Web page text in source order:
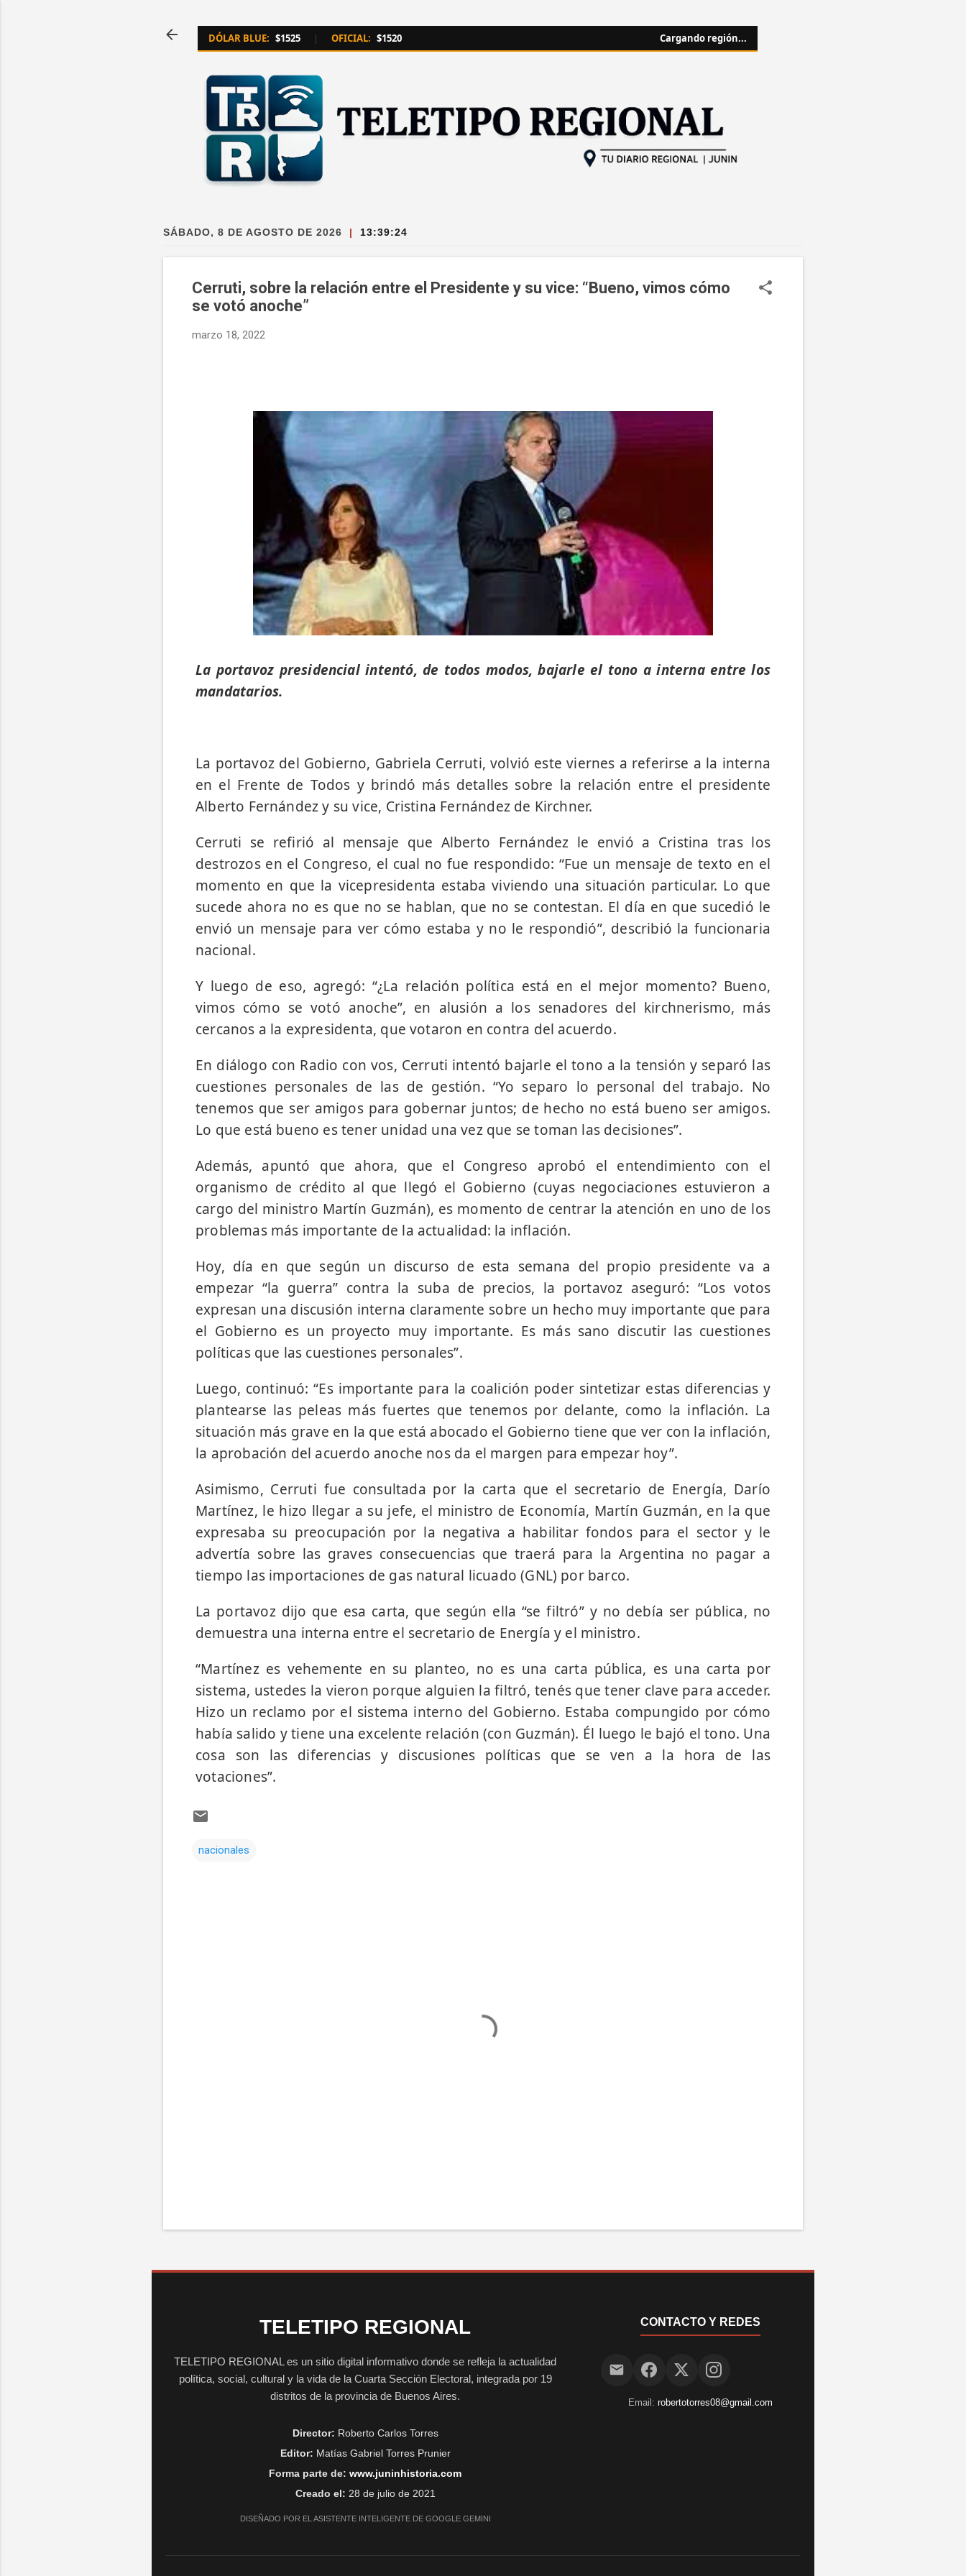
DÓLAR BLUE: $1525 | OFICIAL: $1520 Cargando región...
SÁBADO, 8 DE AGOSTO DE 2026 | 13:39:25
Cerruti, sobre la relación entre el Presidente y su vice: “Bueno, vimos cómo
se votó anoche”
marzo 18, 2022
La portavoz presidencial intentó, de todos modos, bajarle el tono a interna entre los
mandatarios.
La portavoz del Gobierno, Gabriela Cerruti, volvió este viernes a referirse a la interna
en el Frente de Todos y brindó más detalles sobre la relación entre el presidente
Alberto Fernández y su vice, Cristina Fernández de Kirchner.
Cerruti se refirió al mensaje que Alberto Fernández le envió a Cristina tras los
destrozos en el Congreso, el cual no fue respondido: “Fue un mensaje de texto en el
momento en que la vicepresidenta estaba viviendo una situación particular. Lo que
sucede ahora no es que no se hablan, que no se contestan. El día en que sucedió le
envió un mensaje para ver cómo estaba y no le respondió”, describió la funcionaria
nacional.
Y luego de eso, agregó: “¿La relación política está en el mejor momento? Bueno,
vimos cómo se votó anoche”, en alusión a los senadores del kirchnerismo, más
cercanos a la expresidenta, que votaron en contra del acuerdo.
En diálogo con Radio con vos, Cerruti intentó bajarle el tono a la tensión y separó las
cuestiones personales de las de gestión. “Yo separo lo personal del trabajo. No
tenemos que ser amigos para gobernar juntos; de hecho no está bueno ser amigos.
Lo que está bueno es tener unidad una vez que se toman las decisiones”.
Además, apuntó que ahora, que el Congreso aprobó el entendimiento con el
organismo de crédito al que llegó el Gobierno (cuyas negociaciones estuvieron a
cargo del ministro Martín Guzmán), es momento de centrar la atención en uno de los
problemas más importante de la actualidad: la inflación.
Hoy, día en que según un discurso de esta semana del propio presidente va a
empezar “la guerra” contra la suba de precios, la portavoz aseguró: “Los votos
expresan una discusión interna claramente sobre un hecho muy importante que para
el Gobierno es un proyecto muy importante. Es más sano discutir las cuestiones
políticas que las cuestiones personales”.
Luego, continuó: “Es importante para la coalición poder sintetizar estas diferencias y
plantearse las peleas más fuertes que tenemos por delante, como la inflación. La
situación más grave en la que está abocado el Gobierno tiene que ver con la inflación,
la aprobación del acuerdo anoche nos da el margen para empezar hoy”.
Asimismo, Cerruti fue consultada por la carta que el secretario de Energía, Darío
Martínez, le hizo llegar a su jefe, el ministro de Economía, Martín Guzmán, en la que
expresaba su preocupación por la negativa a habilitar fondos para el sector y le
advertía sobre las graves consecuencias que traerá para la Argentina no pagar a
tiempo las importaciones de gas natural licuado (GNL) por barco.
La portavoz dijo que esa carta, que según ella “se filtró” y no debía ser pública, no
demuestra una interna entre el secretario de Energía y el ministro.
“Martínez es vehemente en su planteo, no es una carta pública, es una carta por
sistema, ustedes la vieron porque alguien la filtró, tenés que tener clave para acceder.
Hizo un reclamo por el sistema interno del Gobierno. Estaba compungido por cómo
había salido y tiene una excelente relación (con Guzmán). Él luego le bajó el tono. Una
cosa son las diferencias y discusiones políticas que se ven a la hora de las
votaciones”.
nacionales
TELETIPO REGIONAL
TELETIPO REGIONAL es un sitio digital informativo donde se refleja la actualidad
política, social, cultural y la vida de la Cuarta Sección Electoral, integrada por 19
distritos de la provincia de Buenos Aires.
Director: Roberto Carlos Torres
Editor: Matías Gabriel Torres Prunier
Forma parte de: www.juninhistoria.com
Creado el: 28 de julio de 2021
DISEÑADO POR EL ASISTENTE INTELIGENTE DE GOOGLE GEMINI
CONTACTO Y REDES
Email: robertotorres08@gmail.com